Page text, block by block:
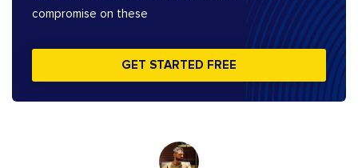
compromise on these
GET STARTED FREE